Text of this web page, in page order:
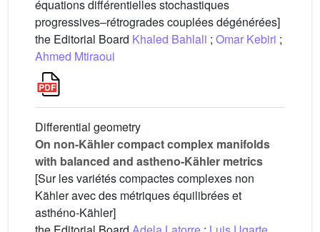
équations différentielles stochastiques
progressives–rétrogrades couplées dégénérées]
the Editorial Board Khaled Bahlali ; Omar Kebiri ;
Ahmed Mtiraoui
Differential geometry
On non-Kähler compact complex manifolds
with balanced and astheno-Kähler metrics
[Sur les variétés compactes complexes non
Kähler avec des métriques équilibrées et
asthéno-Kähler]